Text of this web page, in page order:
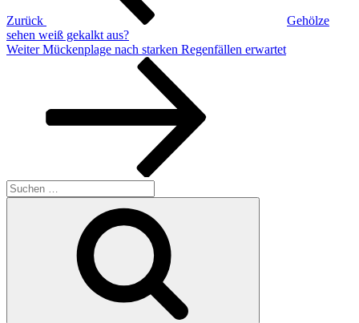
Zurück
Gehölze
sehen weiß gekalkt aus?
Nächster
Weiter Mückenplage nach starken Regenfällen erwartet
Suchen
nach: